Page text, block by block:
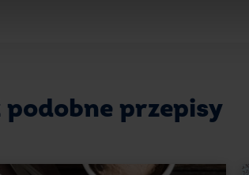
Ubijanie białek
o odpowiednie warunki do ubijania
podobne przepisy